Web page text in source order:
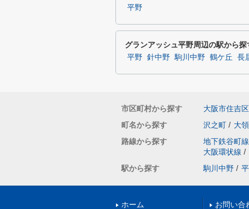
平野
グランアッシュ平野周辺の駅から探
平野 針中野 駒川中野 鶴ケ丘 長
市区町村から探す 大阪市住吉区
町名から探す
沢之町 / 大領
路線から探す
地下鉄谷町線
大阪環状線 /
駅から探す
駒川中野 /
ホーム お問い合